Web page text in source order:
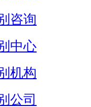
咨询
中心
机构
公司